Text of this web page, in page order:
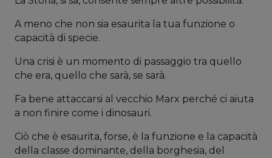
A meno che non sia esaurita la tua funzione o
capacità di specie.
Una crisi è un momento di passaggio tra quello
che era, quello che sarà, se sarà.
Fa bene attaccarsi al vecchio Marx perché ci aiuta
a non finire come i dinosauri.
Ciò che è esaurita, forse, è la funzione e la capacità
della classe dominante, della borghesia, del